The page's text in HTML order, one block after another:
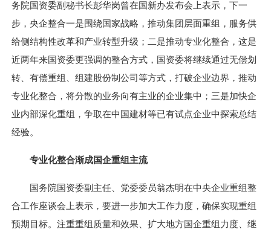
务院国资委副秘书长彭华岗曾在国新办发布会上表示，下一
步，央企整合一是围绕国家战略，推动集团层面重组，服务供
给侧结构性改革和产业转型升级；二是推动专业化整合，这是
近两年来国资委更强调的整合方式，国资委将继续通过无偿划
转、有偿重组、组建股份制公司等方式，打破企业边界，推动
专业化整合，将分散的业务向有主业的企业集中；三是加快企
业内部深化重组，争取在中国建材等已有试点企业中探索总结
经验。
专业化整合渐成国企重组主流
国务院国资委副主任、党委委员翁杰明在中央企业重组整
合工作座谈会上表示，要进一步加大工作力度，确保实现重组
预期目标。注重重组质量和效果、扩大地方国企重组力度、继